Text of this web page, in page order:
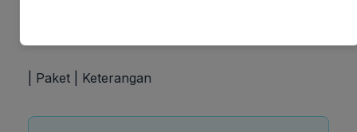
| Paket | Keterangan